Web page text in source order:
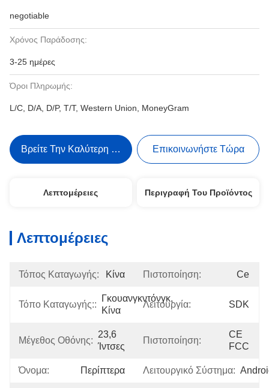
negotiable
Χρόνος Παράδοσης:
3-25 ημέρες
Όροι Πληρωμής:
L/C, D/A, D/P, T/T, Western Union, MoneyGram
Βρείτε Την Καλύτερη Τιμή Επικοινωνήστε Τώρα
Λεπτομέρειες Περιγραφή Του Προϊόντος
Λεπτομέρειες
Τόπος Καταγωγής: Κίνα Πιστοποίηση: Ce
Τόπο Καταγωγής::
Γκουανγκντόνγκ,
Κίνα
Λειτουργία: SDK
Μέγεθος Οθόνης:
23,6
Ίντσες
Πιστοποίηση:
CE
FCC
Όνομα: Περίπτερα Λειτουργικό Σύστημα: